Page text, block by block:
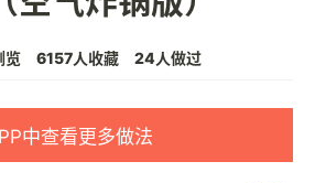
览 6157人收藏 24人做过
中查看更多做法